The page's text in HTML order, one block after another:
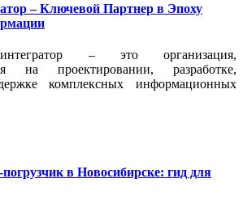
– Ключевой Партнер в Эпоху
– это организация,
на проектировании, разработке,
комплексных информационных
в Новосибирске: гид для